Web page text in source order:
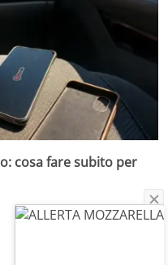
cosa fare subito per